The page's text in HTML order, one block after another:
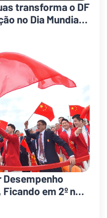
transforma o DF
no Dia Mundial
Desempenho
em 2º no